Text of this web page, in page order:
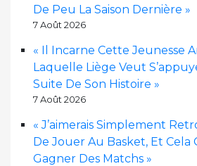
De Peu La Saison Dernière »
7 Août 2026
« Il Incarne Cette Jeunesse
Laquelle Liège Veut
Suite De Son Histoire »
7 Août 2026
« J’aimerais Simplement
De Jouer Au Basket, Et Cela
Gagner Des Matchs »